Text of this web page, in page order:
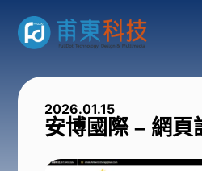
2026.01.15
安博國際 – 網頁